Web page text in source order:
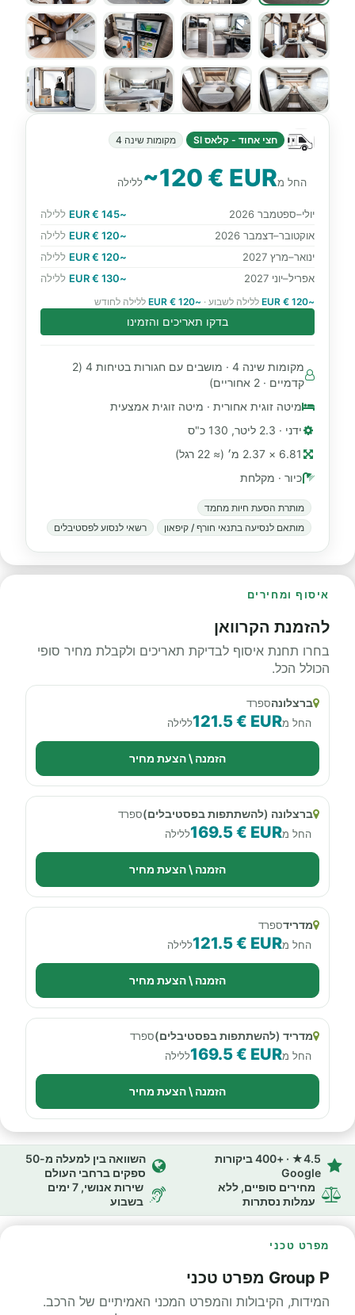
חצי אחוד - קלאס SI מקומות שינה 4
החל מ~120 € EURללילה
יולי–ספטמבר 2026 ~145 € EUR
ללילה
אוקטובר–דצמבר 2026
~120 € EUR
ללילה
ינואר–מרץ 2027
~120 € EUR
ללילה
אפריל–יוני 2027
~130 € EUR ללילה
~120 € EUR ללילה לשבוע · ~120 € EUR ללילה לחודש
בדקו תאריכים והזמינו
מקומות שינה 4 · מושבים עם חגורות בטיחות 4 (2
קדמיים · 2 אחוריים)
מיטה זוגית אחורית · מיטה זוגית אמצעית
ידני · 2.3 ליטר, 130 כ"ס
6.81 × 2.37 מ׳ (≈ 22 רגל)
כיור · מקלחת
מותרת הסעת חיות מחמד
מותאם לנסיעה בתנאי חורף / קיפאון
רשאי לנסוע לפסטיבלים
איסוף ומחירים
להזמנת הקרוואן
בחרו תחנת איסוף לבדיקת תאריכים ולקבלת מחיר סופי
הכולל הכל.
ברצלונהספרד
החל מ121.5 € EURללילה
הזמנה \ הצעת מחיר
ברצלונה (להשתתפות בפסטיבלים)ספרד
החל מ169.5 € EURללילה
הזמנה \ הצעת מחיר
מדרידספרד
החל מ121.5 € EURללילה
הזמנה \ הצעת מחיר
מדריד (להשתתפות בפסטיבלים)ספרד
החל מ169.5 € EURללילה
הזמנה \ הצעת מחיר
4.5★ · +400 ביקורות
Google
השוואה בין למעלה מ-50
ספקים ברחבי העולם
מחירים סופיים, ללא
עמלות נסתרות
שירות אנושי, 7 ימים
בשבוע
מפרט טכני
Group P מפרט טכני
המידות, הקיבולות והמפרט המכני האמיתיים של הרכב.